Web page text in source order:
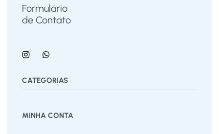
Formulário
de Contato
CATEGORIAS
MINHA CONTA